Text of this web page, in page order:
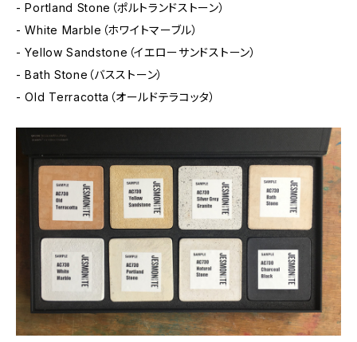
- Portland Stone（ポルトランドストーン）
- White Marble（ホワイトマーブル）
- Yellow Sandstone（イエローサンドストーン）
- Bath Stone（バスストーン）
- Old Terracotta（オールドテラコッタ）